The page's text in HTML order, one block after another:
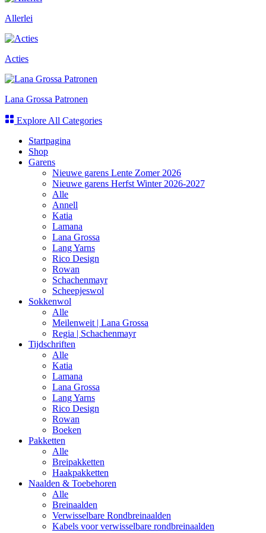
Allerlei
Acties
Lana Grossa Patronen
Explore All Categories
Startpagina
Shop
Garens
Nieuwe garens Lente Zomer 2026
Nieuwe garens Herfst Winter 2026-2027
Alle
Annell
Katia
Lamana
Lana Grossa
Lang Yarns
Rico Design
Rowan
Schachenmayr
Scheepjeswol
Sokkenwol
Alle
Meilenweit | Lana Grossa
Regia | Schachenmayr
Tijdschriften
Alle
Katia
Lamana
Lana Grossa
Lang Yarns
Rico Design
Rowan
Boeken
Pakketten
Alle
Breipakketten
Haakpakketten
Naalden & Toebehoren
Alle
Breinaalden
Verwisselbare Rondbreinaalden
Kabels voor verwisselbare rondbreinaalden